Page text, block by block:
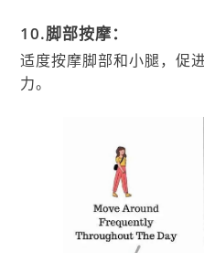
10.脚部按摩：
适度按摩脚部和小腿，促
力。